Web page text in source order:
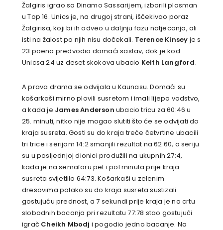
Žalgiris igrao sa Dinamo Sassarijem, izborili plasman
u Top 16. Unics je, na drugoj strani, iščekivao poraz
Žalgirisa, koji bi ih odveo u daljnju fazu natjecanja, ali
isti na žalost po njih nisu dočekali. Terence Kinsey je s
23 poena predvodio domaći sastav, dok je kod
Unicsa 24 uz deset skokova ubacio Keith Langford.
A prava drama se odvijala u Kaunasu. Domaći su
košarkaši mirno plovili susretom i imali lijepo vodstvo,
a kada je James Anderson ubacio tricu za 60:46 u
25. minuti, nitko nije mogao slutiti što će se odvijati do
kraja susreta. Gosti su do kraja treće četvrtine ubacili
tri trice i serijom 14:2 smanjili rezultat na 62:60, a seriju
su u posljednjoj dionici produžili na ukupnih 27:4,
kada je na semaforu pet i pol minuta prije kraja
susreta svijetlilo 64:73. Košarkaši u zelenim
dresovima polako su do kraja susreta sustizali
gostujuću prednost, a 7 sekundi prije kraja je na crtu
slobodnih bacanja pri rezultatu 77:78 stao gostujući
igrač Cheikh Mbodj i pogodio jedno bacanje. Na